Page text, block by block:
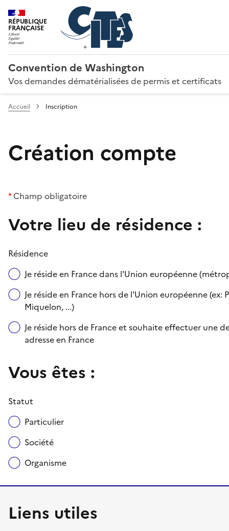
RÉPUBLIQUE
FRANÇAISE
Convention de Washington
Vos demandes dématérialisées de permis et certificats
Accueil Inscription
Création compte
*Champ obligatoire
Votre lieu de résidence :
Résidence
Je réside en France dans l'Union européenne
Je réside en France hors de l'Union européenne
Miquelon, ...)
Je réside hors de France et souhaite effectuer une
adresse en France
Vous êtes :
Statut
Particulier
Société
Organisme
Liens utiles